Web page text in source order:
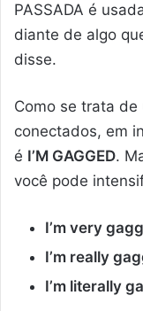
PASSADA é
diante de algo
disse.
Como se trata de
conectados, em
é I’M GAGGED.
você pode
I’m very
I’m really
I’m literally